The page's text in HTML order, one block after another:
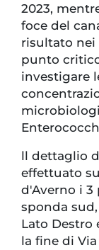
2023,
foce del
risultato nei
punto
investigare
ll dettaglio
effettuato
d'Averno i
sponda
Lato Destro
la fine di